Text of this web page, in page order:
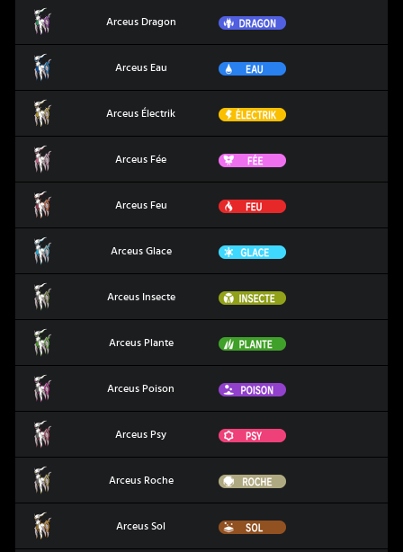
Arceus Dragon Dragon
Arceus Eau Eau
Arceus Électrik Électrik
Arceus Fée Fée
Arceus Feu Feu
Arceus Glace Glace
Arceus Insecte Insecte
Arceus Plante Plante
Arceus Poison Poison
Arceus Psy Psy
Arceus Roche Roche
Arceus Sol Sol